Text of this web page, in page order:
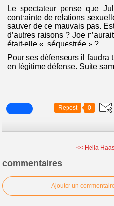
Le spectateur pense que
contrainte de relations
sauver de ce mauvais pas.
d’autres raisons ? Joe
était-elle « séquestrée » ?
Pour ses défenseurs il faudra
en légitime défense. Suite
Repost 0
<< Hella
commentaires
Ajouter un commentaire